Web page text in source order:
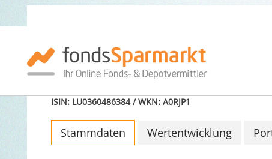
Morgan Stanley
Debt Fd (EUR) ZH
ISIN: LU0360486384 / WKN: A0RJP1
Stammdaten Wertentwicklung